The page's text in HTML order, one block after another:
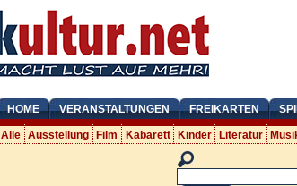
HOME VERANSTALTUNGEN FREIKARTEN
Alle Ausstellung Film Kabarett Kinder Literatur